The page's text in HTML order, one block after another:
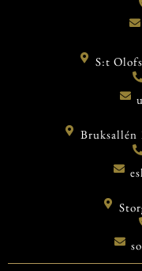
S:t
Bruksallén